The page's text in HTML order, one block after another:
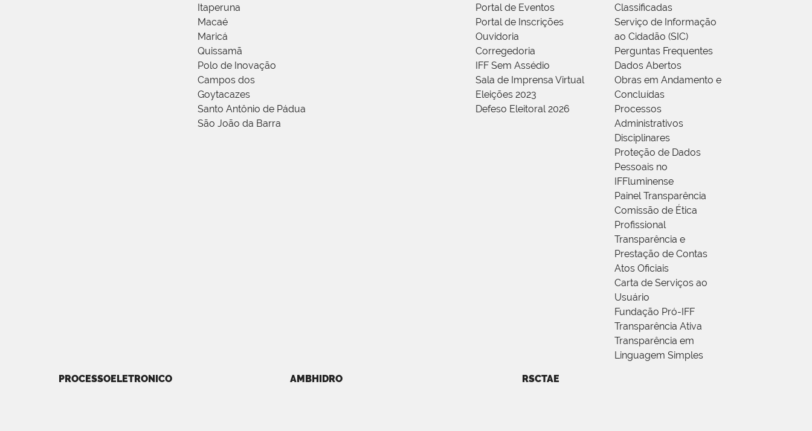
Itaperuna
Macaé
Maricá
Quissamã
Polo de Inovação
Campos dos
Goytacazes
Santo Antônio de Pádua
São João da Barra
Portal de Eventos
Portal de Inscrições
Ouvidoria
Corregedoria
IFF Sem Assédio
Sala de Imprensa Virtual
Eleições 2023
Defeso Eleitoral 2026
Classificadas
Serviço de Informação
ao Cidadão (SIC)
Perguntas Frequentes
Dados Abertos
Obras em Andamento e
Concluídas
Processos
Administrativos
Disciplinares
Proteção de Dados
Pessoais no
IFFluminense
Painel Transparência
Comissão de Ética
Profissional
Transparência e
Prestação de Contas
Atos Oficiais
Carta de Serviços ao
Usuário
Fundação Pró-IFF
Transparência Ativa
Transparência em
Linguagem Simples
PROCESSOELETRONICO AMBHIDRO RSCTAE